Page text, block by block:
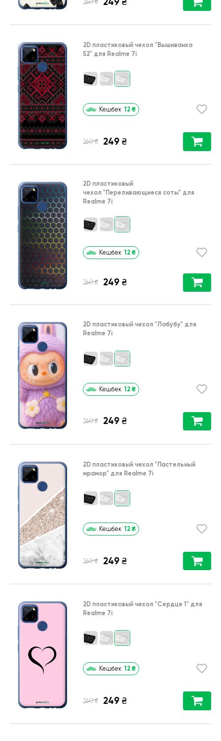
360 ₴
2D пластиковый чехол "Вышиванка
52" для Realme 7i
Кешбек 12 ₴
360 ₴ 249 ₴
2D пластиковый
чехол "Переливающиеся соты" для
Realme 7i
Кешбек 12 ₴
360 ₴ 249 ₴
2D пластиковый чехол "Лабубу" для
Realme 7i
Кешбек 12 ₴
360 ₴ 249 ₴
2D пластиковый чехол "Пастельный
мрамор" для Realme 7i
Кешбек 12 ₴
360 ₴ 249 ₴
2D пластиковый чехол "Сердце 1" для
Realme 7i
Кешбек 12 ₴
360 ₴ 249 ₴